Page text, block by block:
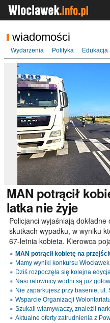
wiadomości
Wydarzenia Polityka Edukacja
MAN potrącił
latka nie żyje
Policjanci wyjaśniają
skutkach wypadku, w wyniku
67-letnia kobieta. Kierowca
MAN potrącił kobietę na
Mamy wyniki konkursu
Dziś rozpoczęła się kolejna
Nasi ratownicy wodni są już
Nie zaparkujesz przy basenie, ul.
Wsparcie Organizacji
Szukali włamywaczy, znaleźli
Aktualne oferty zatrudnienia z